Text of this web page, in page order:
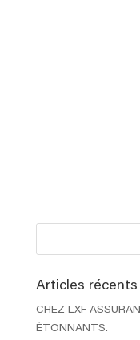
Articles récents
CHEZ LXF
ÉTONNANTS.